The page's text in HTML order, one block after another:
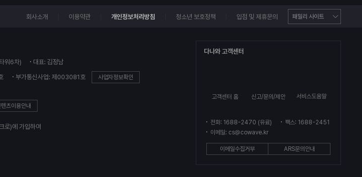
회사소개 이용약관 개인정보처리방침 청소년 보호정책 입점 및 제휴문의
워6차)
대표: 김정남
부가통신사업: 제003081호 사업자정보확인
츠이용안내
로)에 가입하여
다나와 고객센터
고객센터 홈 신고/문의/제안 서비스도움말
전화: 1688-2470 (유료)
팩스: 1688-2451
이메일: cs@cowave.kr
이메일수집거부 ARS문의안내